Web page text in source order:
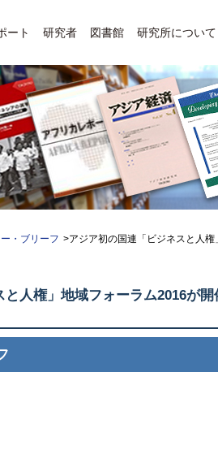
ート 研究者 図書館 研究所について
・ブリーフ >アジア初の国連「ビジネスと人
人権」地域フォーラム2016が